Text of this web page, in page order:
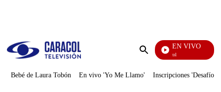
Enviar
EN VIVO
Noticias Caracol
Bebé de Laura Tobón En vivo 'Yo Me Llamo' Inscripciones 'Desafío'